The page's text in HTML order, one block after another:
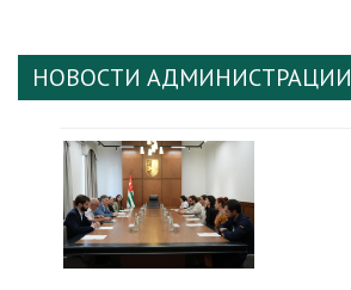
НОВОСТИ АДМИНИСТРАЦИИ